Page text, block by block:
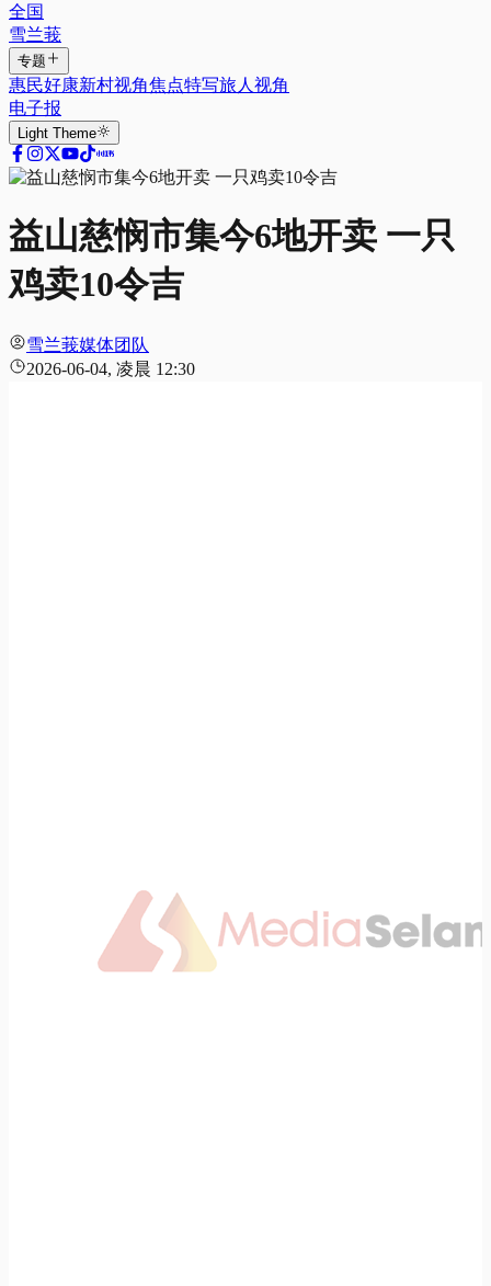
全国
雪兰莪
专题
惠民好康新村视角焦点特写旅人视角
电子报
Light Theme
益山慈悯市集今6地开卖 一只
鸡卖10令吉
雪兰莪媒体团队
2026-06-04, 凌晨 12:30